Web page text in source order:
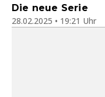
Die neue Serie
28.02.2025 • 19:21 Uhr